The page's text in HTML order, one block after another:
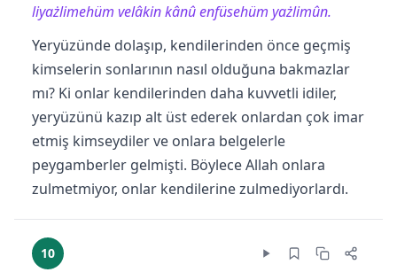
liyażlimehüm velâkin kânû enfüsehüm yażlimûn.
Yeryüzünde dolaşıp, kendilerinden önce geçmiş
kimselerin sonlarının nasıl olduğuna bakmazlar
mı? Ki onlar kendilerinden daha kuvvetli idiler,
yeryüzünü kazıp alt üst ederek onlardan çok imar
etmiş kimseydiler ve onlara belgelerle
peygamberler gelmişti. Böylece Allah onlara
zulmetmiyor, onlar kendilerine zulmediyorlardı.
10